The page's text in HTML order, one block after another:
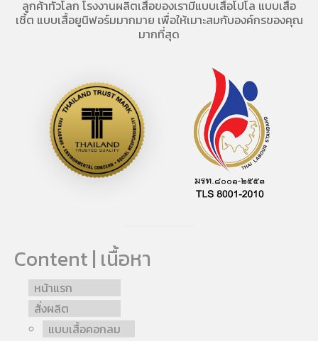
ลูกค้าทั่วโลก โรงงานผลิตเสื้อของเรามีแบบเสื้อโปโล แบบเสื้อ
เชิ้ต แบบเสื้อยูนิฟอร์มมากมาย เพื่อให้เมาะสมกับองค์กรของคุณ
มากที่สุด
Content | เนื้อหา
หน้าแรก
สั่งผลิต
แบบเสื้อคอกลม